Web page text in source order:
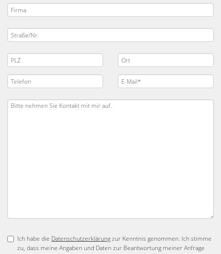
Ich habe die Datenschutzerklärungzur Kenntnis genommen. Ich stimme
zu, dass meine Angaben und Daten zur Beantwortung meiner Anfrage